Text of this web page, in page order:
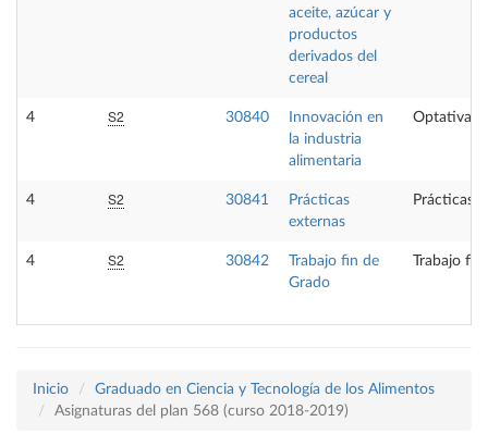
aceite, azúcar y
productos
derivados del
cereal
4 S2 30840
Innovación en
la industria
alimentaria
Optativa
4 S2 30841
Prácticas
externas
Prácticas
4 S2 30842
Trabajo fin de
Grado
Trabajo
Inicio
Graduado en Ciencia y Tecnología de los Alimentos
Asignaturas del plan 568 (curso 2018-2019)